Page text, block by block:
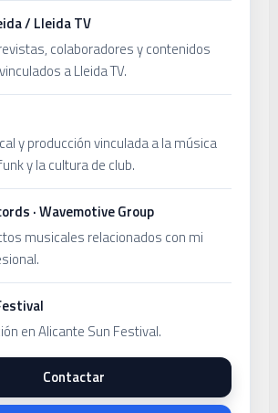
/ Lleida TV
colaboradores y contenidos
a Lleida TV.
y producción vinculada a la música
y la cultura de club.
· Wavemotive Group
musicales relacionados con mi
en Alicante Sun Festival.
Contactar